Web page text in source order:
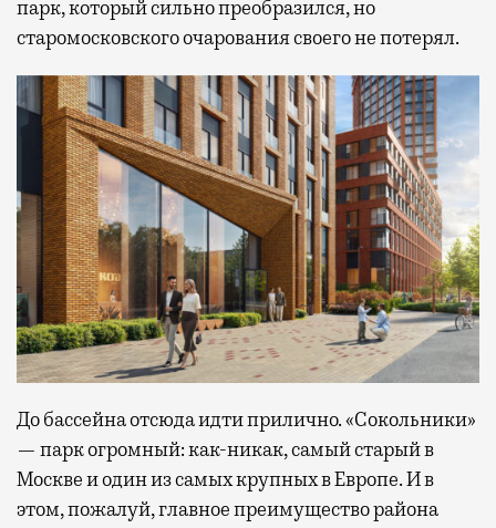
парк, который сильно преобразился, но
старомосковского очарования своего не потерял.
До бассейна отсюда идти прилично. «Сокольники»
— парк огромный: как-никак, самый старый в
Москве и один из самых крупных в Европе. И в
этом, пожалуй, главное преимущество района